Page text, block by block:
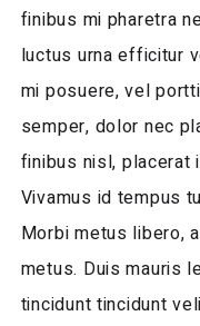
finibus mi pharetra
luctus urna efficitur
mi posuere, vel
semper, dolor nec
finibus nisl, placerat
Vivamus id tempus
Morbi metus libero,
metus. Duis mauris
tincidunt tincidunt